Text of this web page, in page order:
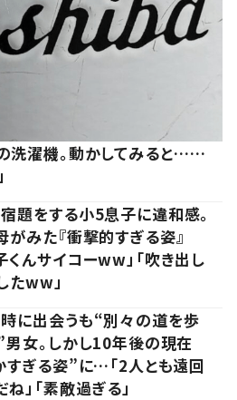
洗濯機。動かしてみると……
題をする小5息子に違和感。
みた『衝撃的すぎる姿』
くんサイコーww」「吹き出し
たww」
に出会うも“別々の道を歩
男女。しかし10年後の現在
ぎる姿”に…「2人とも遠回
ね」「素敵過ぎる」